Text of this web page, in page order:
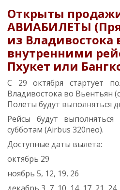
Открыты
АВИАБИЛЕТЫ
из Владивостока
внутренними
Пхукет или
C 29 октября стартует
Владивостока во Вьентьян
Полеты будут выполняться
Рейсы будут
субботам (Airbus 320neo).
Доступные даты вылета:
октябрь 29
ноябрь 5, 12, 19, 26